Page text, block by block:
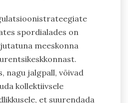
spordialades on
meeskonna
nagu jalgpall, võivad
kollektiivsele
et suurendada